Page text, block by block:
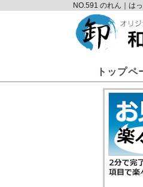
NO.591 のれん｜は
トップペ